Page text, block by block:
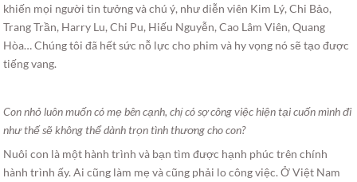
khiến mọi người tin tưởng và chú ý, như diễn viên Kim Lý, Chi Bảo,
Trang Trần, Harry Lu, Chi Pu, Hiếu Nguyễn, Cao Lâm Viên, Quang
Hòa… Chúng tôi đã hết sức nỗ lực cho phim và hy vọng nó sẽ tạo được
tiếng vang.
Con nhỏ luôn muốn có mẹ bên cạnh, chị có sợ công việc hiện tại cuốn mình đi
như thế sẽ không thể dành trọn tình thương cho con?
Nuôi con là một hành trình và bạn tìm được hạnh phúc trên chính
hành trình ấy. Ai cũng làm mẹ và cũng phải lo công việc. Ở Việt Nam